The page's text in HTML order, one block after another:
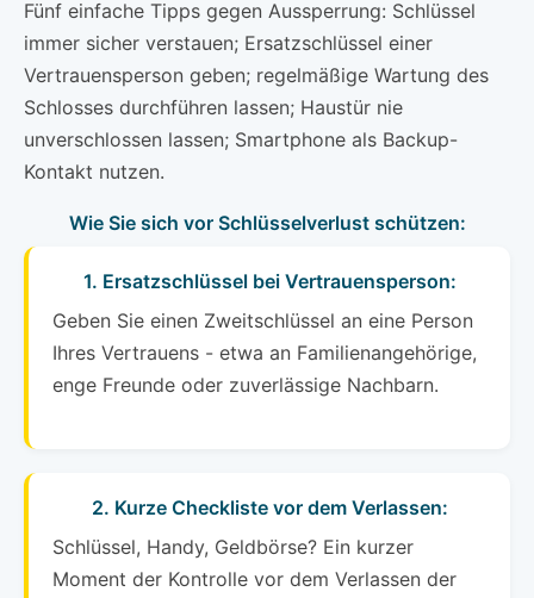
Fünf einfache Tipps gegen Aussperrung: Schlüssel
immer sicher verstauen; Ersatzschlüssel einer
Vertrauensperson geben; regelmäßige Wartung des
Schlosses durchführen lassen; Haustür nie
unverschlossen lassen; Smartphone als Backup-
Kontakt nutzen.
Wie Sie sich vor Schlüsselverlust schützen:
1. Ersatzschlüssel bei Vertrauensperson:
Geben Sie einen Zweitschlüssel an eine Person
Ihres Vertrauens - etwa an Familienangehörige,
enge Freunde oder zuverlässige Nachbarn.
2. Kurze Checkliste vor dem Verlassen:
Schlüssel, Handy, Geldbörse? Ein kurzer
Moment der Kontrolle vor dem Verlassen der